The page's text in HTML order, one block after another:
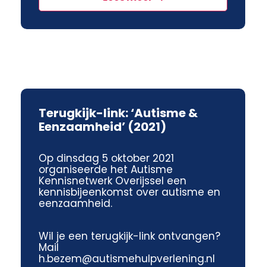
Terugkijk-link: ‘Autisme &
Eenzaamheid’ (2021)
Op dinsdag 5 oktober 2021
organiseerde het Autisme
Kennisnetwerk Overijssel een
kennisbijeenkomst over autisme en
eenzaamheid.
Wil je een terugkijk-link ontvangen?
Mail
h.bezem@autismehulpverlening.nl